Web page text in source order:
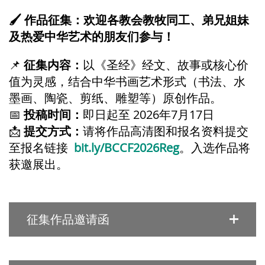
🖌作品征集：欢迎各教会教牧同工、弟兄姐妹
及热爱中华艺术的朋友们参与！
📌 征集内容： 以《圣经》经文、故事或核心价
值为灵感，结合中华书画艺术形式（书法、水
墨画、 陶瓷、剪纸、雕塑等）原创作品。
📅 投稿时间： 即日起至 2026年7月 17日
📩 提交方式： 请将作品高清图和报名资料提交
至报名链接 bit.ly/BCCF2026Reg。 入选作品将
获邀展出。
征集作品邀请函